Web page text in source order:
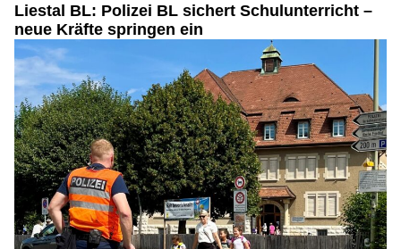
Liestal BL: Polizei BL sichert Schulunterricht –
neue Kräfte springen ein